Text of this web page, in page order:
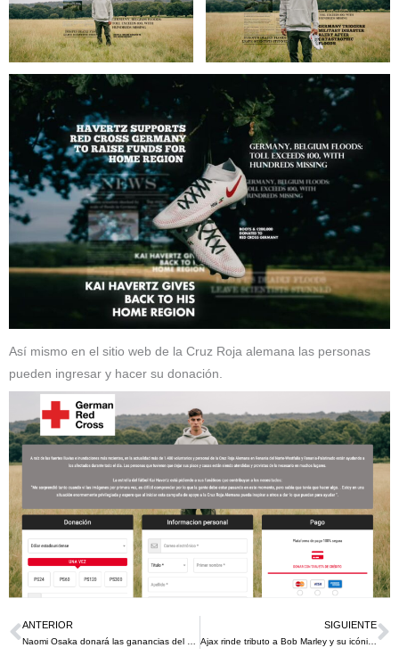
Así mismo en el sitio web de la Cruz Roja alemana las personas
pueden ingresar y hacer su donación.
Ant
ANTERIOR SIGUIENTE
Ajax rinde tributo a Bob Marley y su icónica canción Three Little Birds con su tercera equipación